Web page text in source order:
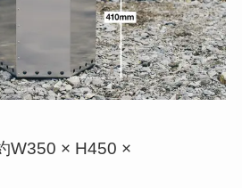
W350 × H450 ×